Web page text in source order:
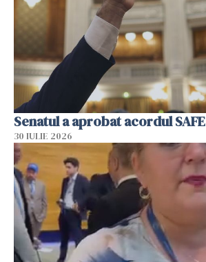
Senatul a aprobat acordul SAFE
30 IULIE 2026